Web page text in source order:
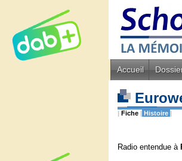
Accueil
| Fiche | Histoire |
Radio entendue à